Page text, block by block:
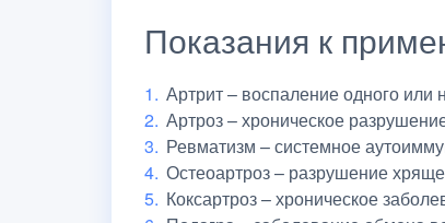
Показания к
Артрит – воспаление одного или
Артроз – хроническое
Ревматизм – системное
Остеоартроз – разрушение
Коксартроз – хроническое